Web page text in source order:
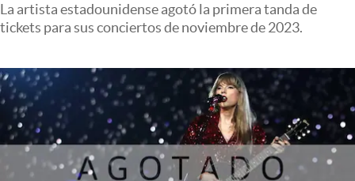
Apertura
Infotechnology
Clase
Clima
Mundial 2026
Eventos Corporativos
La artista estadounidense agotó la primera tanda de
tickets para sus conciertos de noviembre de 2023.